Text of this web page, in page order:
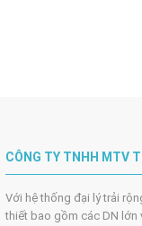
CÔNG TY TNHH MTV
Với hệ thống đại lý trải
thiết bao gồm các DN lớn